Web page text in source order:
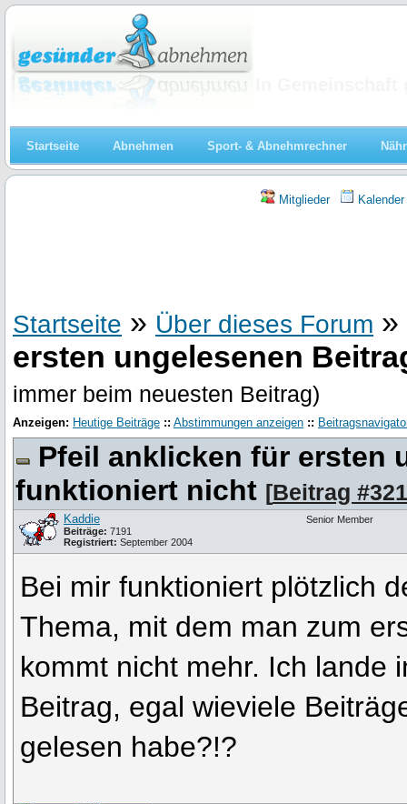
Startseite Abnehmen Sport- & Abnehmrechner
Mitglieder Kalender
Startseite » Über dieses Forum »
ersten ungelesenen
immer beim neuesten Beitrag)
Anzeigen: Heutige Beiträge :: Abstimmungen anzeigen ::
Pfeil anklicken für ersten
funktioniert nicht [Beitrag
Kaddie
Beiträge: 7191
Registriert: September 2004
Senior Member
Bei mir funktioniert plötzlich
Thema, mit dem man zum
kommt nicht mehr. Ich lande
Beitrag, egal wieviele
gelesen habe?!?